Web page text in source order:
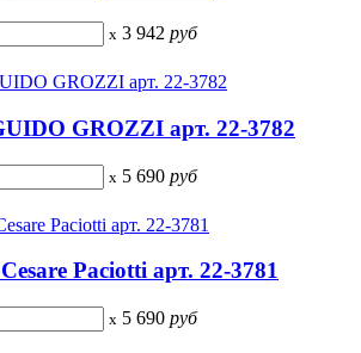
x 3 942 руб
GROZZI арт. 22-3782
x 5 690 руб
Paciotti арт. 22-3781
x 5 690 руб